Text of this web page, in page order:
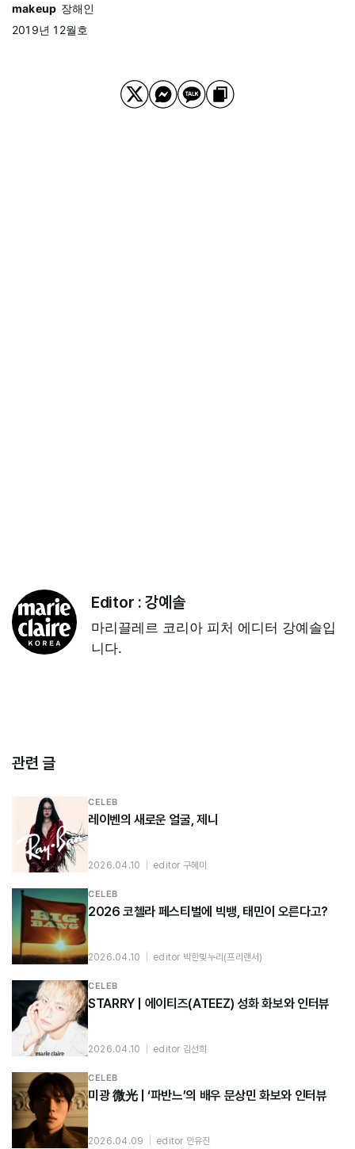
makeup 장해인
2019년 12월호
Editor :강예솔
마리끌레르 코리아 피처 에디터 강예솔입
니다.
관련 글
CELEB
레이벤의 새로운 얼굴, 제니
2026.04.10 editor 구혜미
CELEB
2026 코첼라 페스티벌에 빅뱅, 태민이 오른다고?
2026.04.10 editor 박한빛누리(프리랜서)
CELEB
STARRY | 에이티즈(ATEEZ) 성화 화보와 인터뷰
2026.04.10 editor 김선희
CELEB
미광 微光 | ‘파반느’의 배우 문상민 화보와 인터뷰
2026.04.09 editor 안유진